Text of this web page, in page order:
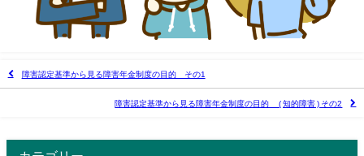
障害認定基準から見る障害年金制度の目的 その1
障害認定基準から見る障害年金制度の目的 ( 知的障害 ) その2